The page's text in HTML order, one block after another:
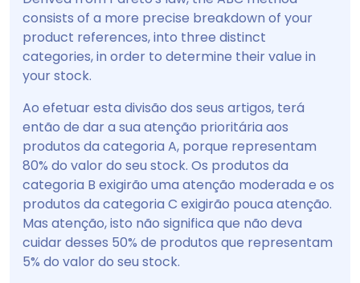
consists of a more precise breakdown of your
product references, into three distinct
categories, in order to determine their value in
your stock.
Ao efetuar esta divisão dos seus artigos, terá
então de dar a sua atenção prioritária aos
produtos da categoria A, porque representam
80% do valor do seu stock. Os produtos da
categoria B exigirão uma atenção moderada e os
produtos da categoria C exigirão pouca atenção.
Mas atenção, isto não significa que não deva
cuidar desses 50% de produtos que representam
5% do valor do seu stock.